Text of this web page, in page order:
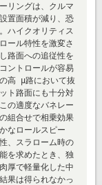
リングは、クルマ
置面積が減り、恐
ハイクオリティス
ール特性を激変さ
路面への追従性を
ントロールが容易
高 μ路において抜
ト路面にも十分対
の適度なバネレー
組合せで相乗効果
なロールスピー
、スラローム時の
を求めたとき、独
厚で軽量化した中
果は得られなかっ